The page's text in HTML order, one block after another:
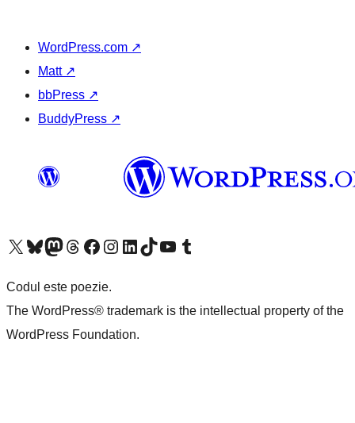
WordPress.com ↗
Matt ↗
bbPress ↗
BuddyPress ↗
Mergi la contul nostru X (fost Twitter)
Vizitează contul nostru Bluesky
Vizitează contul nostru Mastodon
Vizitează contul nostru Threads
Vizitează pagina noastră Facebook
Vizitează-ne pe Instagram
Vizitează-ne pe LinkedIn
Vizitează contul nostru TikTok
Vizitează canalul nostru YouTube
Vizitează contul nostru Tumblr
Codul este poezie.
The WordPress® trademark is the intellectual property of the
WordPress Foundation.